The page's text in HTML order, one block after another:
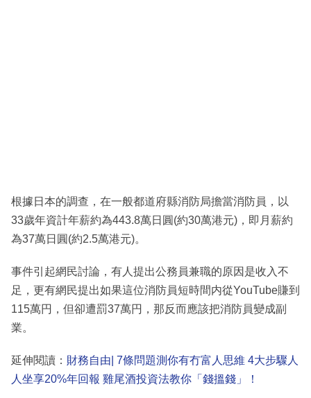
根據日本的調查，在一般都道府縣消防局擔當消防員，以
33歲年資計年薪約為443.8萬日圓(約30萬港元)，即月薪約
為37萬日圓(約2.5萬港元)。
事件引起網民討論，有人提出公務員兼職的原因是收入不
足，更有網民提出如果這位消防員短時間内從YouTube賺到
115萬円，但卻遭罰37萬円，那反而應該把消防員變成副
業。
延伸閱讀： 財務自由| 7條問題測你有冇富人思維 4大步驟人
人坐享20%年回報 雞尾酒投資法教你「錢搵錢」！